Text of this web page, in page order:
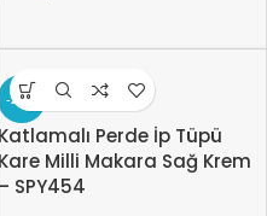
-25%
Katlamalı Perde İp Tüpü
Kare Milli Makara Sağ Krem
– SPY454